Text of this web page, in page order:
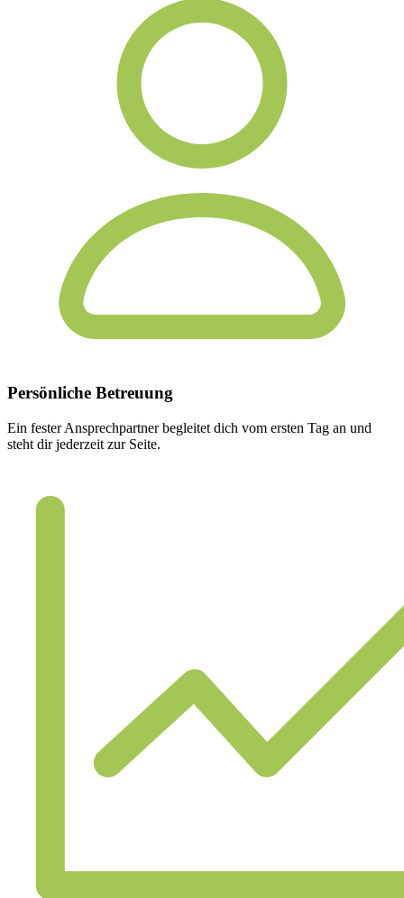
Persönliche Betreuung
Ein fester Ansprechpartner begleitet dich vom ersten Tag an und
steht dir jederzeit zur Seite.